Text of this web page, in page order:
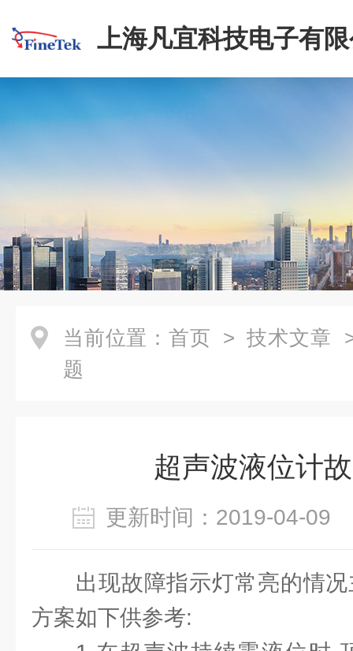
上海凡宜科技电子有
当前位置： 首页 > 技术文章
题
超声波液位计
更新时间：2019-04-
出现故障指示灯常亮的情
方案如下供参考: